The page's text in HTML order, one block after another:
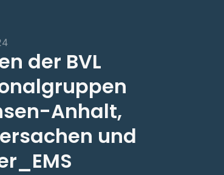
der BVL
Anhalt,
und